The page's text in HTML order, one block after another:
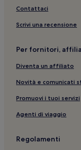
Napoli: Hotel
Fermata del tram
Via Toledo: hotel a
Decumani: Hotel
Spaccanapoli:
Napoli: Hotel con
Centro storico: hotel
Contattaci
Scrivi una recensione
Per fornitori,
Diventa un affiliato
Novità e comunicati
Promuovi i tuoi servizi
Agenti di viaggio
Regolamenti